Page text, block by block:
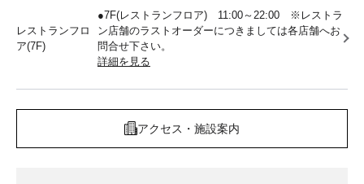
レストランフロ
ア(7F)
●7F(レストランフロア) 11:00～22:00 ※レストラ
ン店舗のラストオーダーにつきましては各店舗へお
問合せ下さい。
詳細を見る
アクセス・施設案内